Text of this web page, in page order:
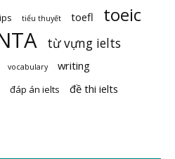
tiểu thuyết toefl toeic
từ vựng ielts
vocabulary writing
đáp án ielts đề thi ielts